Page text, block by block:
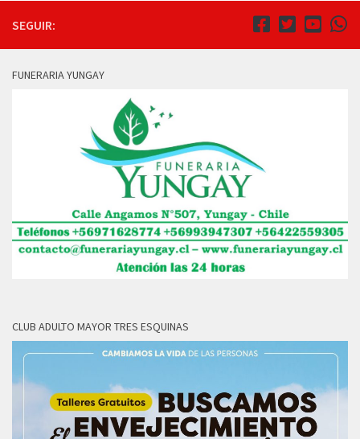
SEGUIR:
FUNERARIA YUNGAY
CLUB ADULTO MAYOR TRES ESQUINAS